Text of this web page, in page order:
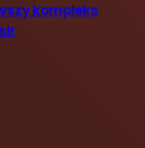
kompleks